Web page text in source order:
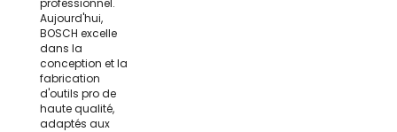
professionnel.
Aujourd'hui,
BOSCH excelle
dans la
conception et la
fabrication
d'outils pro de
haute qualité,
adaptés aux